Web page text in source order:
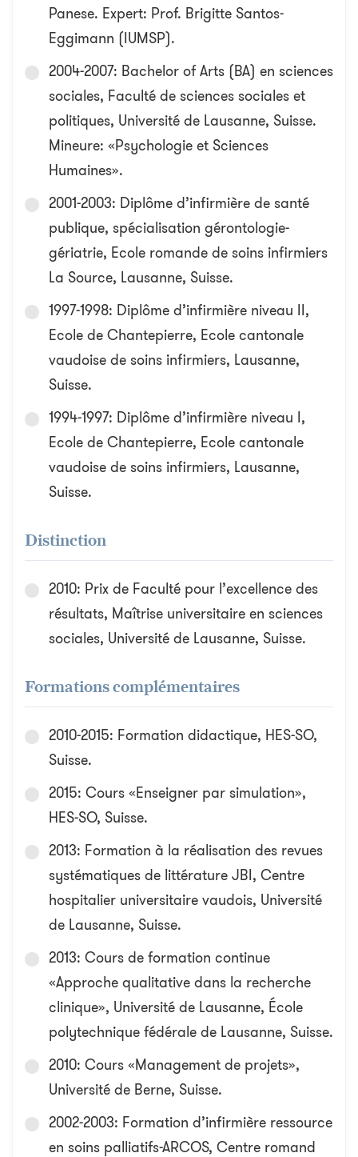
Panese. Expert: Prof. Brigitte Santos-
Eggimann (IUMSP).
2004-2007: Bachelor of Arts (BA) en sciences
sociales, Faculté de sciences sociales et
politiques, Université de Lausanne, Suisse.
Mineure: «Psychologie et Sciences
Humaines».
2001-2003: Diplôme d’infirmière de santé
publique, spécialisation gérontologie-
gériatrie, Ecole romande de soins infirmiers
La Source, Lausanne, Suisse.
1997-1998: Diplôme d’infirmière niveau II,
Ecole de Chantepierre, Ecole cantonale
vaudoise de soins infirmiers, Lausanne,
Suisse.
1994-1997: Diplôme d’infirmière niveau I,
Ecole de Chantepierre, Ecole cantonale
vaudoise de soins infirmiers, Lausanne,
Suisse.
Distinction
2010: Prix de Faculté pour l’excellence des
résultats, Maîtrise universitaire en sciences
sociales, Université de Lausanne, Suisse.
Formations complémentaires
2010-2015: Formation didactique, HES-SO,
Suisse.
2015: Cours «Enseigner par simulation»,
HES-SO, Suisse.
2013: Formation à la réalisation des revues
systématiques de littérature JBI, Centre
hospitalier universitaire vaudois, Université
de Lausanne, Suisse.
2013: Cours de formation continue
«Approche qualitative dans la recherche
clinique», Université de Lausanne, École
polytechnique fédérale de Lausanne, Suisse.
2010: Cours «Management de projets»,
Université de Berne, Suisse.
2002-2003: Formation d’infirmière ressource
en soins palliatifs-ARCOS, Centre romand